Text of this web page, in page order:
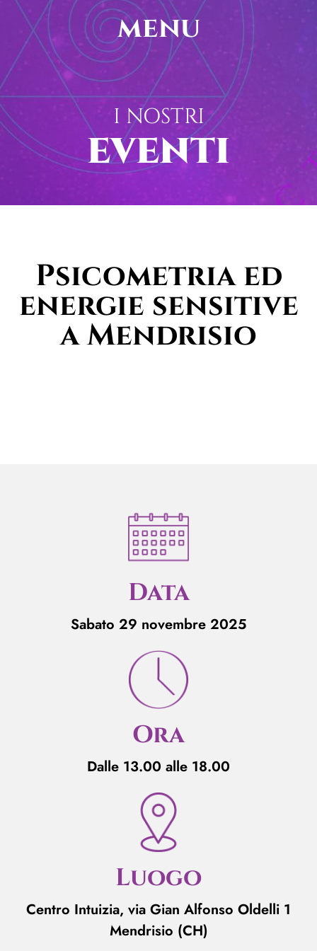
menu
I NOSTRI
EVENTI
Psicometria ed
energie sensitive
a Mendrisio
Data
Sabato 29 novembre 2025
Ora
Dalle 13.00 alle 18.00
Luogo
Centro Intuizia, via Gian Alfonso Oldelli 1
Mendrisio (CH)